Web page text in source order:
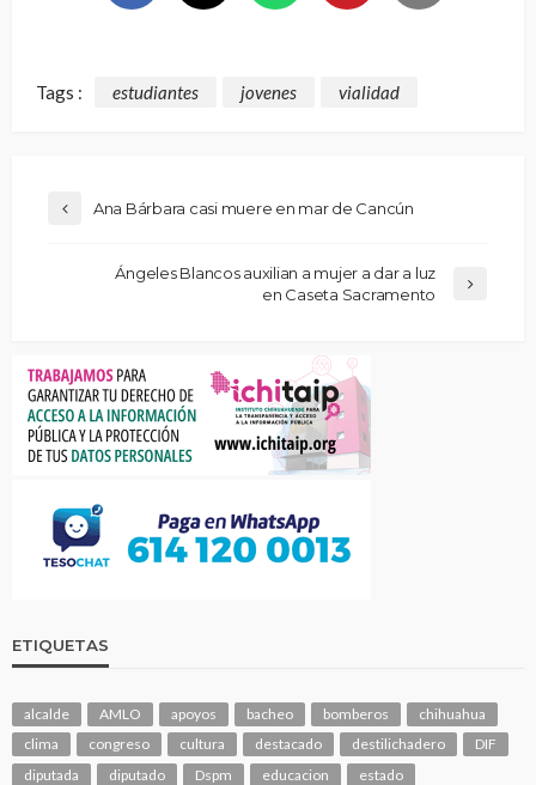
Tags : estudiantes jovenes vialidad
Ana Bárbara casi muere en mar de Cancún
Ángeles Blancos auxilian a mujer a dar a luz
en Caseta Sacramento
ETIQUETAS
alcalde AMLO apoyos bacheo bomberos
chihuahua
clima
congreso cultura destacado destilichadero
DIF
diputada
diputado Dspm educacion
estado